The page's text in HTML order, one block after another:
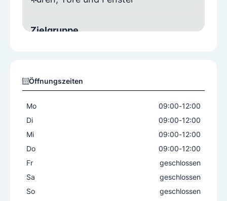
Zielgruppe
Balkontüren Haustüren
Fenster
Leistungsangebot
Öffnungszeiten
Mo 09:00-12:00
Di
09:00-12:00
Mi
09:00-12:00
Do
09:00-12:00
Fr
geschlossen
Sa
geschlossen
So
geschlossen